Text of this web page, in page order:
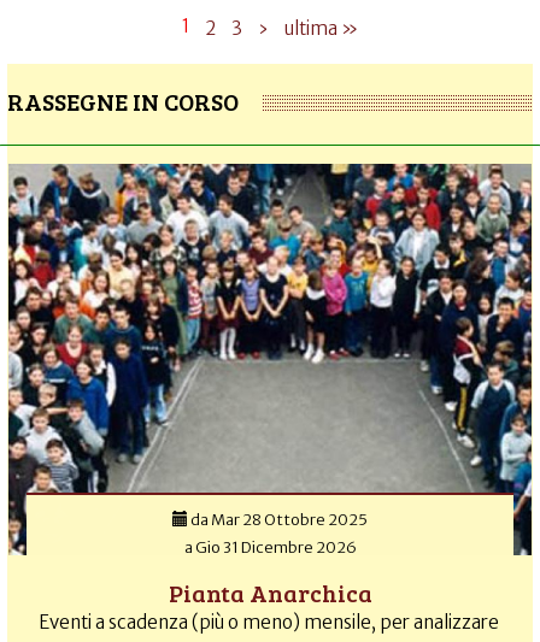
1 2 3 › ultima »
RASSEGNE IN CORSO
da Mar 28 Ottobre 2025
aGio 31 Dicembre 2026
Pianta Anarchica
Eventi a scadenza (più o meno) mensile, per analizzare